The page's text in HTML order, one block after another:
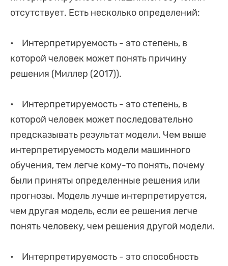
отсутствует. Есть несколько определений:
• Интерпретируемость - это степень, в
которой человек может понять причину
решения (Миллер (2017)).
• Интерпретируемость - это степень, в
которой человек может последовательно
предсказывать результат модели. Чем выше
интерпретируемость модели машинного
обучения, тем легче кому-то понять, почему
были приняты определенные решения или
прогнозы. Модель лучше интерпретируется,
чем другая модель, если ее решения легче
понять человеку, чем решения другой модели.
• Интерпретируемость - это способность